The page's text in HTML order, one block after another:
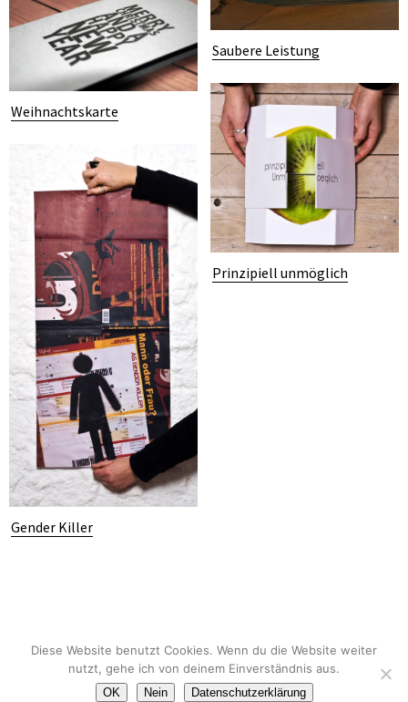
Saubere Leistung
Weihnachtskarte
Prinzipiell unmöglich
Gender Killer
Datenschutz
Suidobashi Theme vonElmastudio .
WordPress.
Diese Website benutzt Cookies. Wenn du die Website weiter
nutzt, gehe ich von deinem Einverständnis aus.
OK Nein Datenschutzerklärung